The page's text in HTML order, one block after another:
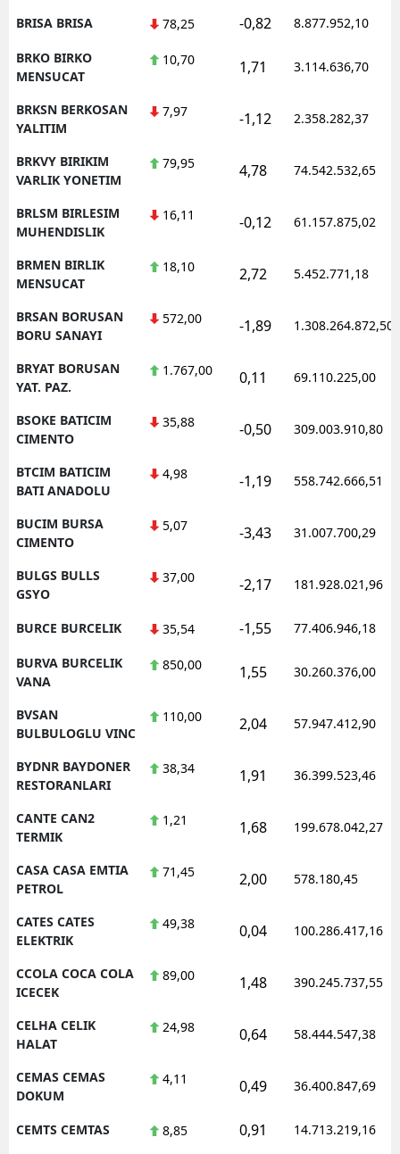
BRISA BRISA 78,25 -0,82 8.877.952,10
BRKO BIRKO
MENSUCAT
10,70 1,71 3.114.636,70
BRKSN BERKOSAN
YALITIM
7,97 -1,12 2.358.282,37
BRKVY BIRIKIM
VARLIK YONETIM
79,95 4,78 74.542.532,65
BRLSM BIRLESIM
MUHENDISLIK
16,11 -0,12 61.157.875,02
BRMEN BIRLIK
MENSUCAT
18,10 2,72 5.452.771,18
BRSAN BORUSAN
BORU SANAYI
572,00 -1,89 1.308.264.872,50
BRYAT BORUSAN
YAT. PAZ.
1.767,00 0,11 69.110.225,00
BSOKE BATICIM
CIMENTO
35,88 -0,50 309.003.910,80
BTCIM BATICIM
BATI ANADOLU
4,98 -1,19 558.742.666,51
BUCIM BURSA
CIMENTO
5,07 -3,43 31.007.700,29
BULGS BULLS
GSYO
37,00 -2,17 181.928.021,96
BURCE BURCELIK 35,54 -1,55 77.406.946,18
BURVA BURCELIK
VANA
850,00 1,55 30.260.376,00
BVSAN
BULBULOGLU VINC
110,00 2,04 57.947.412,90
BYDNR BAYDONER
RESTORANLARI
38,34 1,91 36.399.523,46
CANTE CAN2
TERMIK
1,21 1,68 199.678.042,27
CASA CASA EMTIA
PETROL
71,45 2,00 578.180,45
CATES CATES
ELEKTRIK
49,38 0,04 100.286.417,16
CCOLA COCA COLA
ICECEK
89,00 1,48 390.245.737,55
CELHA CELIK
HALAT
24,98 0,64 58.444.547,38
CEMAS CEMAS
DOKUM
4,11 0,49 36.400.847,69
CEMTS CEMTAS 8,85 0,91 14.713.219,16